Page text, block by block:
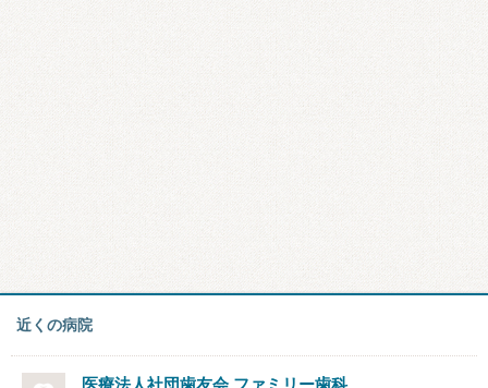
近くの病院
医療法人社団歯友会 ファミリー歯科